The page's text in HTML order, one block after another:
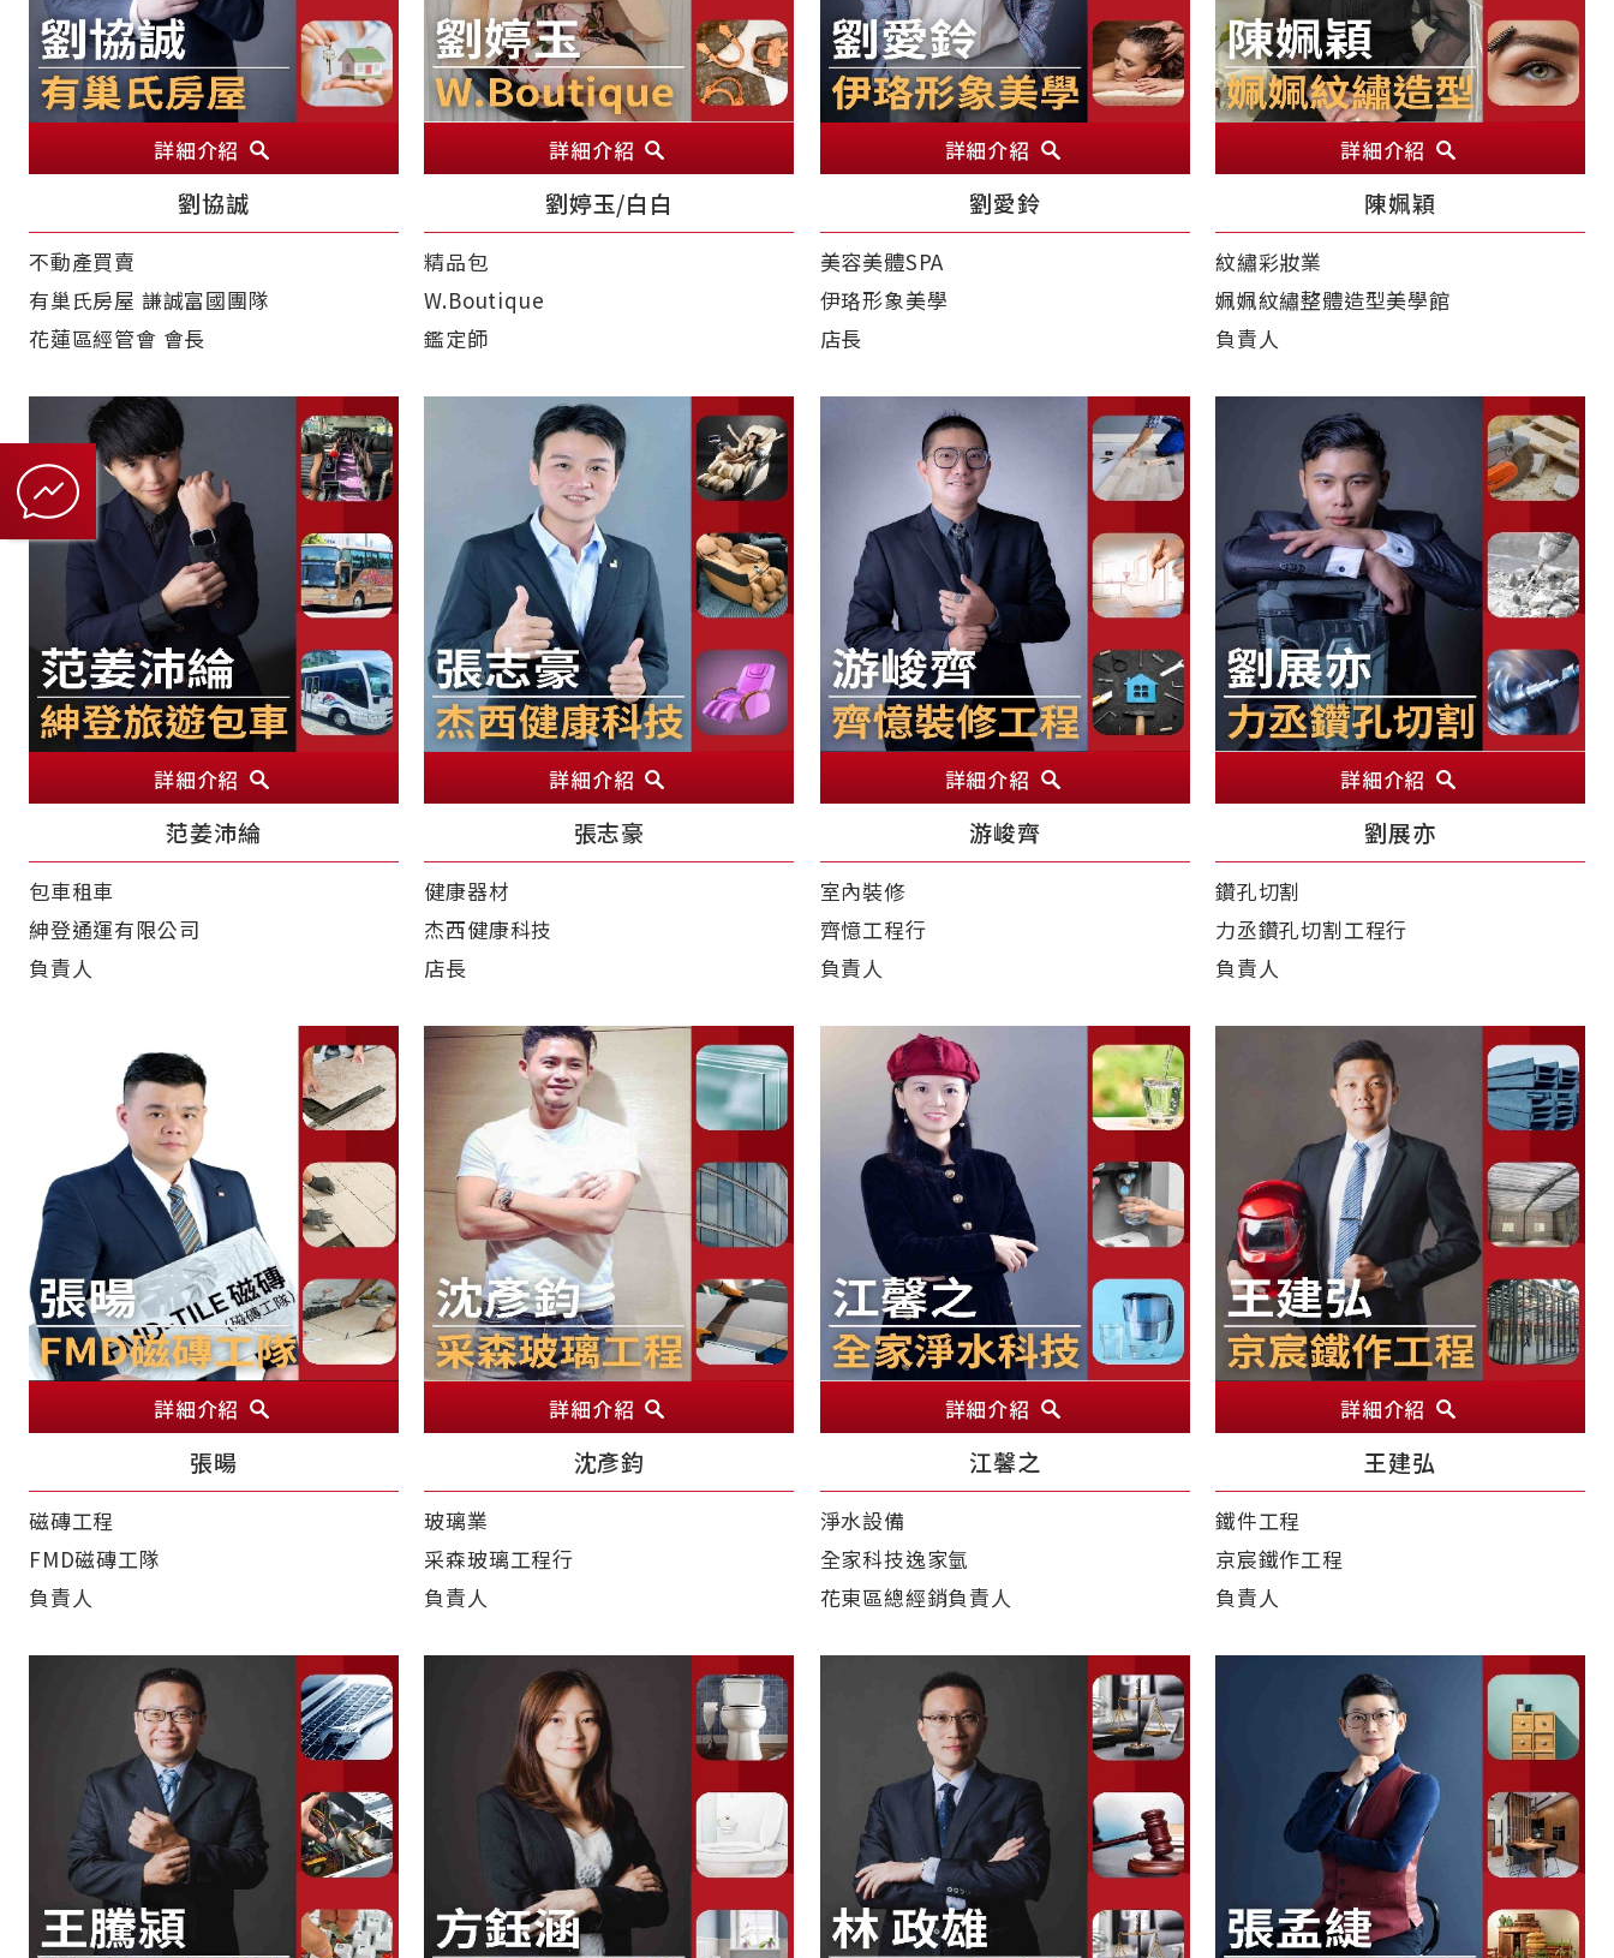
詳細介紹
劉協誠
不動產買賣
有巢氏房屋 謙誠富國團隊
花蓮區經管會 會長
詳細介紹
劉婷玉/白白
精品包
W.Boutique
鑑定師
詳細介紹
劉愛鈴
美容美體SPA
伊珞形象美學
店長
詳細介紹
陳姵穎
紋繡彩妝業
姵姵紋繡整體造型美學館
負責人
詳細介紹
范姜沛綸
包車租車
紳登通運有限公司
負責人
詳細介紹
張志豪
健康器材
杰西健康科技
店長
詳細介紹
游峻齊
室內裝修
齊憶工程行
負責人
詳細介紹
劉展亦
鑽孔切割
力丞鑽孔切割工程行
負責人
詳細介紹
張暘
磁磚工程
FMD磁磚工隊
負責人
詳細介紹
沈彥鈞
玻璃業
采森玻璃工程行
負責人
詳細介紹
江馨之
淨水設備
全家科技逸家氫
花東區總經銷負責人
詳細介紹
王建弘
鐵件工程
京宸鐵作工程
負責人